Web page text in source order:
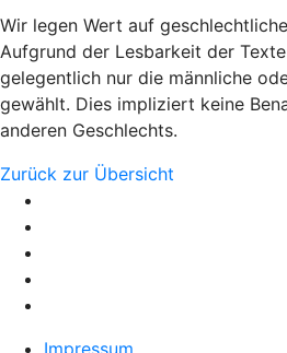
Wir legen Wert auf
Aufgrund der Lesbarkeit der
gelegentlich nur die männliche
gewählt. Dies impliziert keine
anderen Geschlechts.
Zurück zur Übersicht
Impressum